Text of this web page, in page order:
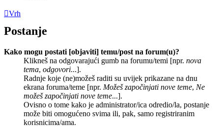
Vrh
Postanje
Kako mogu postati [objaviti] temu/post na forum(u)?
Klikneš na odgovarajući gumb na forumu/temi [npr. nova
tema, odgovori...].
Radnje koje (ne)možeš raditi su uvijek prikazane na dnu
ekrana foruma/teme [npr. Možeš započinjati nove teme, Ne
možeš započinjati nove teme...].
Ovisno o tome kako je administrator/ica odredio/la, postanje
može biti omogućeno svima ili, pak, samo registriranim
korisnicima/ama.